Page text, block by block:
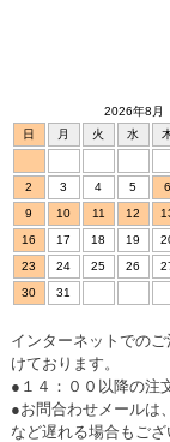
2026年8月
日
月 火 水
2
3 4 5 6
9
10 11 12
16
17 18 19
23
24 25 26
30
31
インターネットでの
けております。
●１４：００以降の注
●お問合わせメールは
など遅れる場合もご